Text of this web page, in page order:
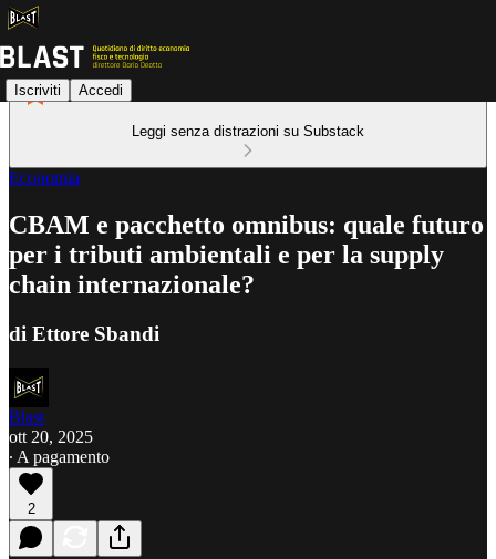
Iscriviti Accedi
Leggi senza distrazioni su Substack
Economia
CBAM e pacchetto omnibus: quale futuro
per i tributi ambientali e per la supply
chain internazionale?
di Ettore Sbandi
Blast
ott 20, 2025
∙ A pagamento
2